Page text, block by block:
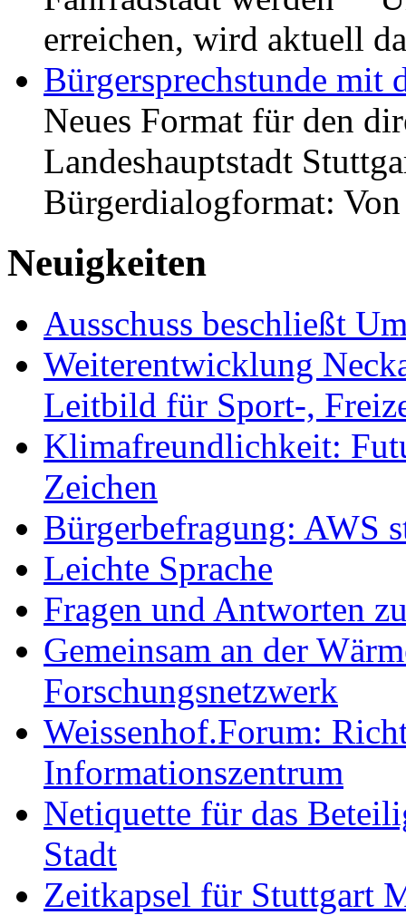
erreichen, wird aktuell
Bürgersprechstunde mit
Neues Format für den
Landeshauptstadt
Bürgerdialogformat:
Neuigkeiten
Ausschuss beschließt
Weiterentwicklung
Leitbild für Sport-,
Klimafreundlichkeit:
Zeichen
Bürgerbefragung: AWS
Leichte Sprache
Fragen und Antworten
Gemeinsam an der
Forschungsnetzwerk
Weissenhof.Forum:
Informationszentrum
Netiquette für das
Stadt
Zeitkapsel für Stuttgart